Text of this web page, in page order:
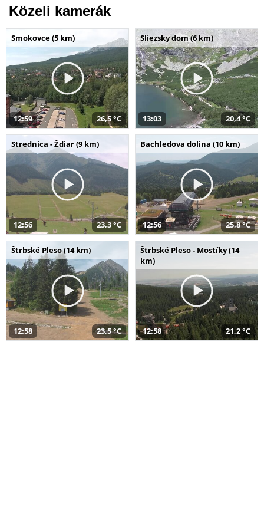
Közeli kamerák
Smokovce (5 km)
12:59 26,5 °C
Sliezsky dom (6 km)
13:03 20,4 °C
Strednica - Ždiar (9 km)
12:56 23,3 °C
Bachledova dolina (10 km)
12:56 25,8 °C
Štrbské Pleso (14 km)
12:58 23,5 °C
Štrbské Pleso - Mostíky (14
km)
12:58 21,2 °C